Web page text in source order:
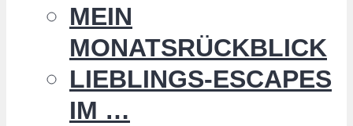
MEIN
MONATSRÜCKBLICK
LIEBLINGS-ESCAPES
IM …